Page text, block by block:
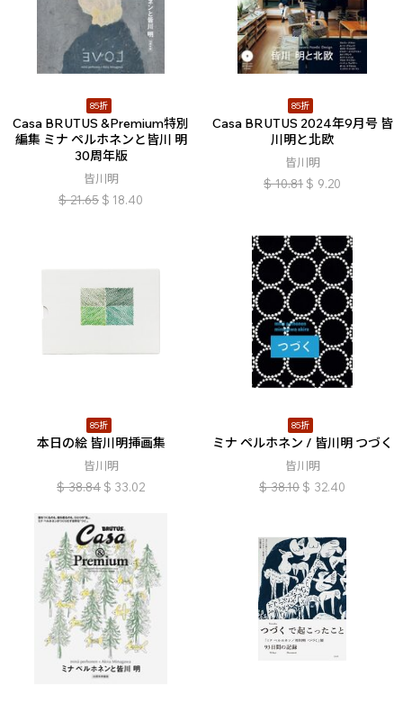
85折
Casa BRUTUS &Premium特別
編集 ミナ ペルホネンと皆川 明
30周年版
皆川明
$ 21.65 $ 18.40
85折
Casa BRUTUS 2024年9月号 皆
川明と北欧
皆川明
$ 10.81 $ 9.20
85折
本日の絵 皆川明挿画集
皆川明
$ 38.84 $ 33.02
85折
ミナ ペルホネン / 皆川明 つづく
皆川明
$ 38.10 $ 32.40